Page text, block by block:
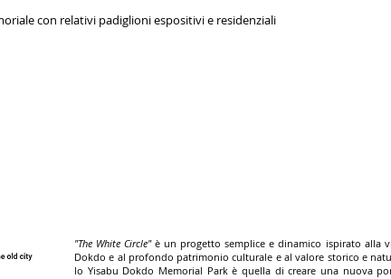
con relativi padiglioni espositivi e residenziali
"The White Circle"è un progetto semplice e dinamico ispirato alla
Dokdo e al profondo patrimonio culturale e al valore storico e
lo Yisabu Dokdo Memorial Park è quella di creare una nuova